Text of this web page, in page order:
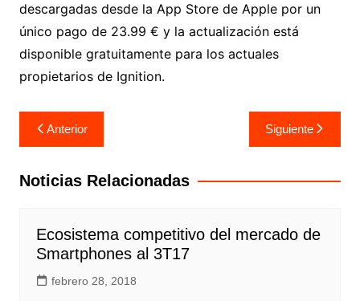
descargadas desde la App Store de Apple por un
único pago de 23.99 € y la actualización está
disponible gratuitamente para los actuales
propietarios de Ignition.
Navegación
de
entradas
Anterior Siguiente
Noticias Relacionadas
Ecosistema competitivo del mercado de
Smartphones al 3T17
febrero 28, 2018